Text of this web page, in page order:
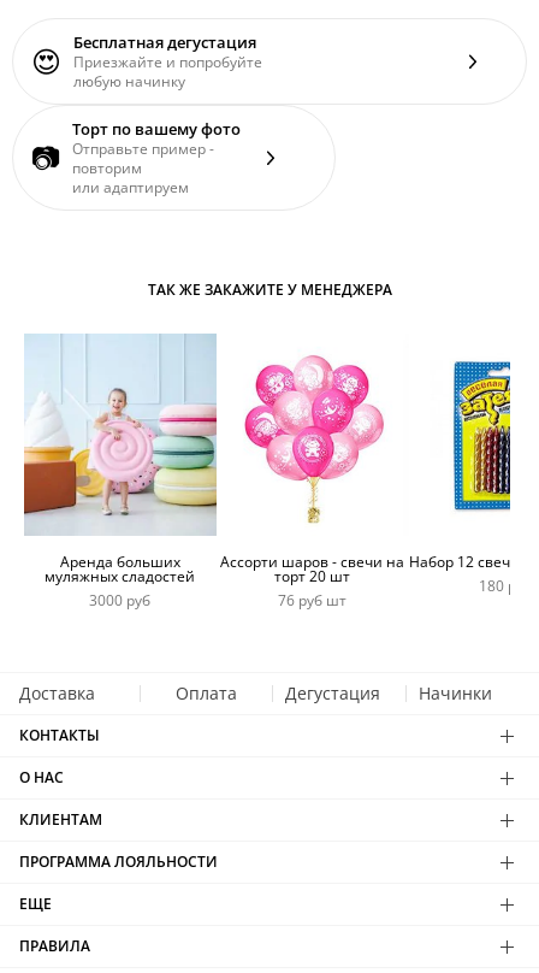
😍 Бесплатная дегустация
Приезжайте и попробуйте
любую начинку
📷
Торт по вашему фото
Отправьте пример -
повторим
или адаптируем
ТАК ЖЕ ЗАКАЖИТЕ У МЕНЕДЖЕРА
Аренда больших
муляжных сладостей
3000 руб
Ассорти шаров - свечи на
торт 20 шт
76 руб шт
Набор 12 свечей
180 руб
Доставка Оплата Дегустация Начинки
КОНТАКТЫ
О НАС
КЛИЕНТАМ
ПРОГРАММА ЛОЯЛЬНОСТИ
ЕЩЕ
ПРАВИЛА